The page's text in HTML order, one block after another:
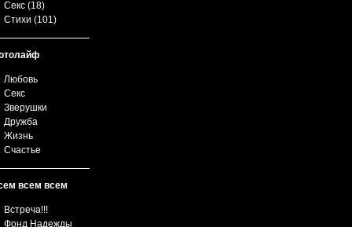
Секс (18)
Стихи (101)
Любовь
Секс
Зверушки
Дружба
Жизнь
Счастье
всем всем
Встреча!!!
Фонд Надежды